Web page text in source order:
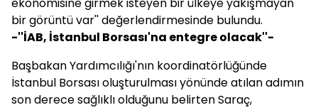
bir görüntü var'' değerlendirmesinde bulundu.
-''İAB, İstanbul Borsası'na entegre olacak''-
Başbakan Yardımcılığı'nın koordinatörlüğünde
İstanbul Borsası oluşturulması yönünde atılan adımın
son derece sağlıklı olduğunu belirten Saraç,